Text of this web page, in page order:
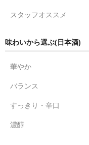
スタッフオススメ
味わいから選ぶ(日本酒)
華やか
バランス
すっきり・辛口
濃醇